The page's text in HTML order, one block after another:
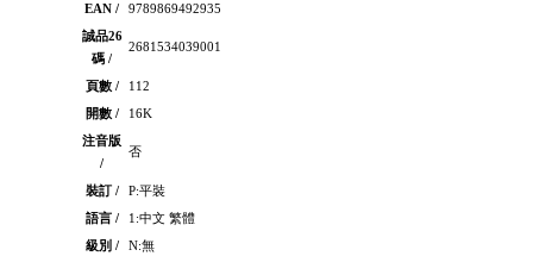
EAN /
9789869492935
誠品26
碼 /
2681534039001
頁數 /
112
開數 /
16K
注音版
/
否
裝訂 /
P:平裝
語言 /
1:中文 繁體
級別 /
N:無